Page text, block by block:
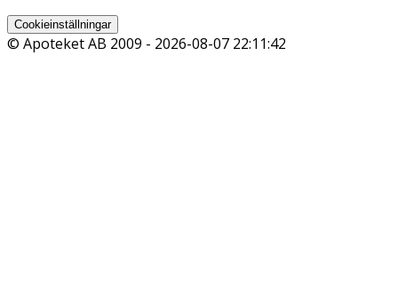
Cookieinställningar
© Apoteket AB 2009 - 2026-08-07 22:11:42